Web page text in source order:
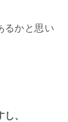
るかと思い
、